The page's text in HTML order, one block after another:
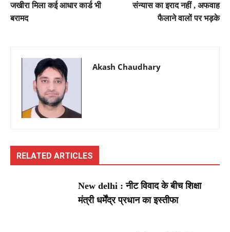
जखीरा मिला कई आधार कार्ड भी
बरामद
संन्यास का इराद नहीं , अफवाह
फैलाने वालों पर भड़के
Akash Chaudhary
RELATED ARTICLES
New delhi : नीट विवाद के बीच शिक्षा
मंत्री धर्मेंद्र प्रधान का इस्तीफा